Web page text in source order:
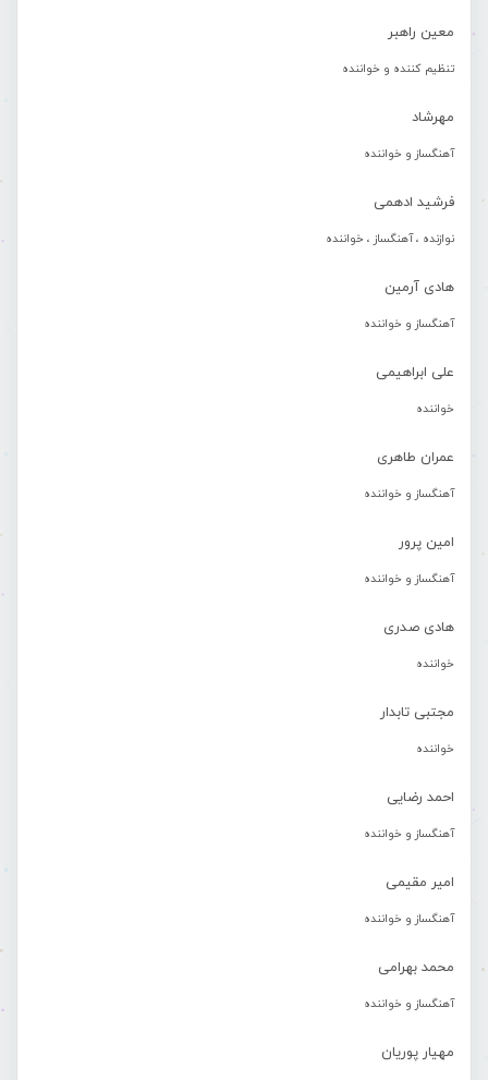
معین راهبر
تنظیم کننده و خواننده
مهرشاد
آهنگساز و خواننده
فرشید ادهمی
نوازنده ، آهنگساز ، خواننده
هادی آرمین
آهنگساز و خواننده
علی ابراهیمی
خواننده
عمران طاهری
آهنگساز و خواننده
امین پرور
آهنگساز و خواننده
هادی صدری
خواننده
مجتبی تابدار
خواننده
احمد رضایی
آهنگساز و خواننده
امیر مقیمی
آهنگساز و خواننده
محمد بهرامی
آهنگساز و خواننده
مهیار پوریان